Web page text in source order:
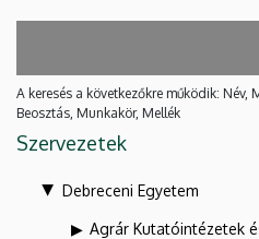
A keresés a következőkre működik: Név,
Beosztás, Munkakör, Mellék
Szervezetek
Debreceni Egyetem
Agrár Kutatóintézetek